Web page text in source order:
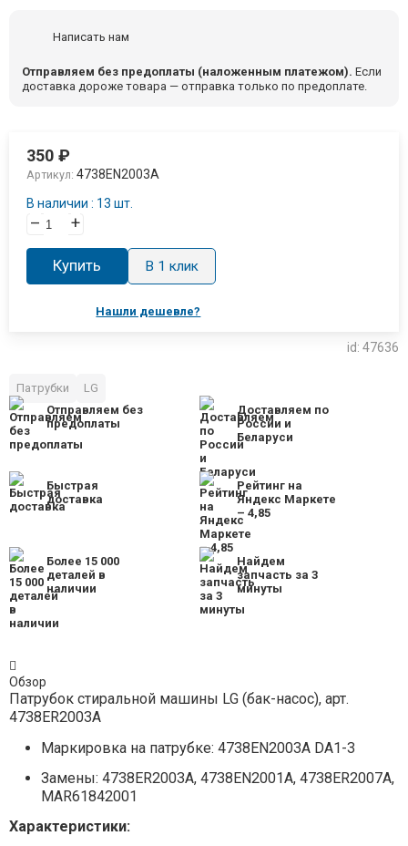
Написать нам
Отправляем без предоплаты (наложенным платежом). Если
доставка дороже товара — отправка только по предоплате.
350₽
Артикул: 4738EN2003A
В наличии : 13 шт.
– +
Купить В 1 клик
Нашли дешевле?
id: 47636
Патрубки
LG
Отправляем без
предоплаты
Доставляем по
России и
Беларуси
Быстрая
доставка
Рейтинг на
Яндекс Маркете
– 4,85
Более 15 000
деталей в
наличии
Найдем
запчасть за 3
минуты
Обзор
Патрубок стиральной машины LG (бак-насос), арт.
4738ER2003A
Маркировка на патрубке: 4738EN2003A DA1-3
Замены: 4738ER2003A, 4738EN2001A, 4738ER2007A,
MAR61842001
Характеристики: